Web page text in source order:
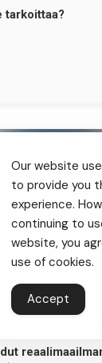
tarkoittaa?
Our website
to provide you
experience.
continuing to
website, you
use of cookies.
Accept